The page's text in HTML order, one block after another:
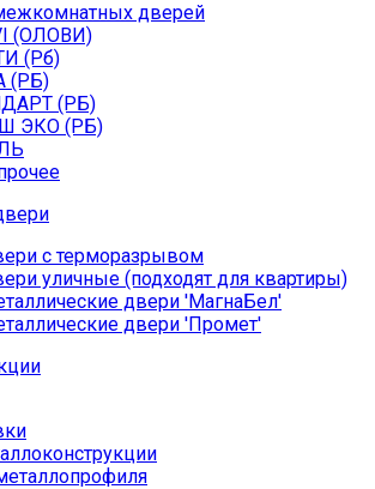
дверей
(ОЛОВИ)
(Рб)
(РБ)
(РБ)
ЭКО (РБ)
с терморазрывом
уличные (подходят для квартиры)
двери 'МагнаБел'
двери 'Промет'